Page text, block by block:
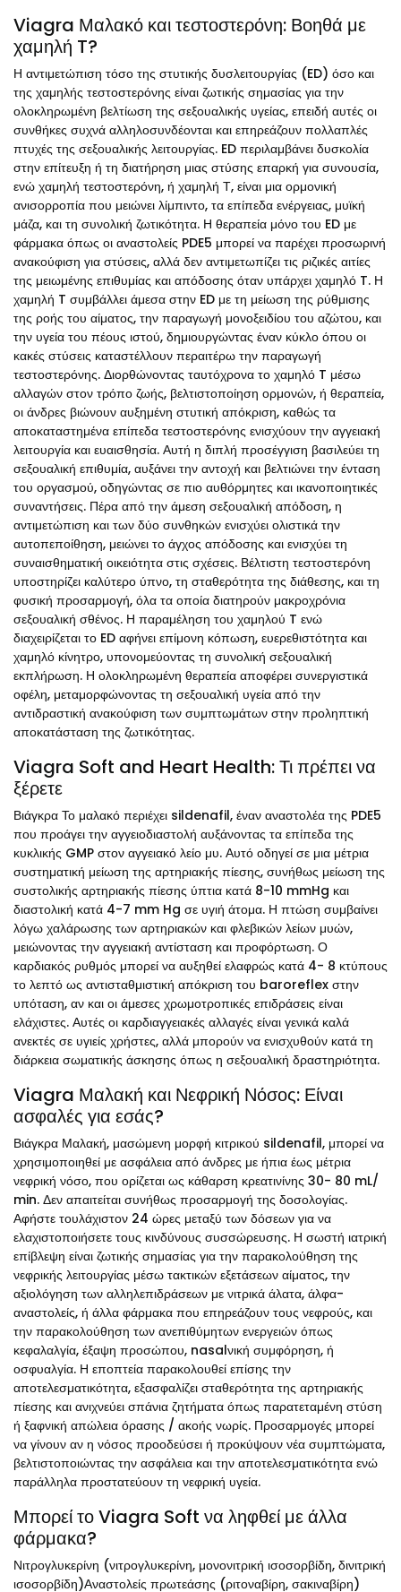
Viagra Μαλακό και τεστοστερόνη: Βοηθά με
χαμηλή T?
Η αντιμετώπιση τόσο της στυτικής δυσλειτουργίας (ED) όσο και
της χαμηλής τεστοστερόνης είναι ζωτικής σημασίας για την
ολοκληρωμένη βελτίωση της σεξουαλικής υγείας, επειδή αυτές οι
συνθήκες συχνά αλληλοσυνδέονται και επηρεάζουν πολλαπλές
πτυχές της σεξουαλικής λειτουργίας. ED περιλαμβάνει δυσκολία
στην επίτευξη ή τη διατήρηση μιας στύσης επαρκή για συνουσία,
ενώ χαμηλή τεστοστερόνη, ή χαμηλή Τ, είναι μια ορμονική
ανισορροπία που μειώνει λίμπιντο, τα επίπεδα ενέργειας, μυϊκή
μάζα, και τη συνολική ζωτικότητα. Η θεραπεία μόνο του ED με
φάρμακα όπως οι αναστολείς PDE5 μπορεί να παρέχει προσωρινή
ανακούφιση για στύσεις, αλλά δεν αντιμετωπίζει τις ριζικές αιτίες
της μειωμένης επιθυμίας και απόδοσης όταν υπάρχει χαμηλό T. Η
χαμηλή T συμβάλλει άμεσα στην ED με τη μείωση της ρύθμισης
της ροής του αίματος, την παραγωγή μονοξειδίου του αζώτου, και
την υγεία του πέους ιστού, δημιουργώντας έναν κύκλο όπου οι
κακές στύσεις καταστέλλουν περαιτέρω την παραγωγή
τεστοστερόνης. Διορθώνοντας ταυτόχρονα το χαμηλό T μέσω
αλλαγών στον τρόπο ζωής, βελτιστοποίηση ορμονών, ή θεραπεία,
οι άνδρες βιώνουν αυξημένη στυτική απόκριση, καθώς τα
αποκαταστημένα επίπεδα τεστοστερόνης ενισχύουν την αγγειακή
λειτουργία και ευαισθησία. Αυτή η διπλή προσέγγιση βασιλεύει τη
σεξουαλική επιθυμία, αυξάνει την αντοχή και βελτιώνει την ένταση
του οργασμού, οδηγώντας σε πιο αυθόρμητες και ικανοποιητικές
συναντήσεις. Πέρα από την άμεση σεξουαλική απόδοση, η
αντιμετώπιση και των δύο συνθηκών ενισχύει ολιστικά την
αυτοπεποίθηση, μειώνει το άγχος απόδοσης και ενισχύει τη
συναισθηματική οικειότητα στις σχέσεις. Βέλτιστη τεστοστερόνη
υποστηρίζει καλύτερο ύπνο, τη σταθερότητα της διάθεσης, και τη
φυσική προσαρμογή, όλα τα οποία διατηρούν μακροχρόνια
σεξουαλική σθένος. Η παραμέληση του χαμηλού T ενώ
διαχειρίζεται το ED αφήνει επίμονη κόπωση, ευερεθιστότητα και
χαμηλό κίνητρο, υπονομεύοντας τη συνολική σεξουαλική
εκπλήρωση. Η ολοκληρωμένη θεραπεία αποφέρει συνεργιστικά
οφέλη, μεταμορφώνοντας τη σεξουαλική υγεία από την
αντιδραστική ανακούφιση των συμπτωμάτων στην προληπτική
αποκατάσταση της ζωτικότητας.
Viagra Soft and Heart Health: Τι πρέπει να
ξέρετε
Βιάγκρα Το μαλακό περιέχει sildenafil, έναν αναστολέα της PDE5
που προάγει την αγγειοδιαστολή αυξάνοντας τα επίπεδα της
κυκλικής GMP στον αγγειακό λείο μυ. Αυτό οδηγεί σε μια μέτρια
συστηματική μείωση της αρτηριακής πίεσης, συνήθως μείωση της
συστολικής αρτηριακής πίεσης ύπτια κατά 8-10 mmHg και
διαστολική κατά 4-7 mm Hg σε υγιή άτομα. Η πτώση συμβαίνει
λόγω χαλάρωσης των αρτηριακών και φλεβικών λείων μυών,
μειώνοντας την αγγειακή αντίσταση και προφόρτωση. Ο
καρδιακός ρυθμός μπορεί να αυξηθεί ελαφρώς κατά 4- 8 κτύπους
το λεπτό ως αντισταθμιστική απόκριση του baroreflex στην
υπόταση, αν και οι άμεσες χρωμοτροπικές επιδράσεις είναι
ελάχιστες. Αυτές οι καρδιαγγειακές αλλαγές είναι γενικά καλά
ανεκτές σε υγιείς χρήστες, αλλά μπορούν να ενισχυθούν κατά τη
διάρκεια σωματικής άσκησης όπως η σεξουαλική δραστηριότητα.
Viagra Μαλακή και Νεφρική Νόσος: Είναι
ασφαλές για εσάς?
Βιάγκρα Μαλακή, μασώμενη μορφή κιτρικού sildenafil, μπορεί να
χρησιμοποιηθεί με ασφάλεια από άνδρες με ήπια έως μέτρια
νεφρική νόσο, που ορίζεται ως κάθαρση κρεατινίνης 30- 80 mL/
min. Δεν απαιτείται συνήθως προσαρμογή της δοσολογίας.
Αφήστε τουλάχιστον 24 ώρες μεταξύ των δόσεων για να
ελαχιστοποιήσετε τους κινδύνους συσσώρευσης. Η σωστή ιατρική
επίβλεψη είναι ζωτικής σημασίας για την παρακολούθηση της
νεφρικής λειτουργίας μέσω τακτικών εξετάσεων αίματος, την
αξιολόγηση των αλληλεπιδράσεων με νιτρικά άλατα, άλφα-
αναστολείς, ή άλλα φάρμακα που επηρεάζουν τους νεφρούς, και
την παρακολούθηση των ανεπιθύμητων ενεργειών όπως
κεφαλαλγία, έξαψη προσώπου, nasalνική συμφόρηση, ή
οσφυαλγία. Η εποπτεία παρακολουθεί επίσης την
αποτελεσματικότητα, εξασφαλίζει σταθερότητα της αρτηριακής
πίεσης και ανιχνεύει σπάνια ζητήματα όπως παρατεταμένη στύση
ή ξαφνική απώλεια όρασης / ακοής νωρίς. Προσαρμογές μπορεί
να γίνουν αν η νόσος προοδεύσει ή προκύψουν νέα συμπτώματα,
βελτιστοποιώντας την ασφάλεια και την αποτελεσματικότητα ενώ
παράλληλα προστατεύουν τη νεφρική υγεία.
Μπορεί το Viagra Soft να ληφθεί με άλλα
φάρμακα?
Νιτρογλυκερίνη (νιτρογλυκερίνη, μονονιτρική ισοσορβίδη, δινιτρική
ισοσορβίδη)Αναστολείς πρωτεάσης (ριτοναβίρη, σακιναβίρη)